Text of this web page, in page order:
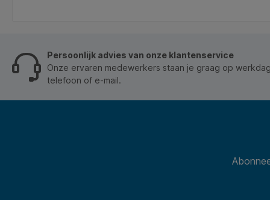
Persoonlijk advies van onze klantenservice
Onze ervaren medewerkers staan je graag op
telefoon of e-mail.